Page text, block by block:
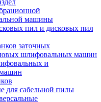
машины
пил и дисковых пил
заточных
шлифовальных машин
и
для сабельной пилы